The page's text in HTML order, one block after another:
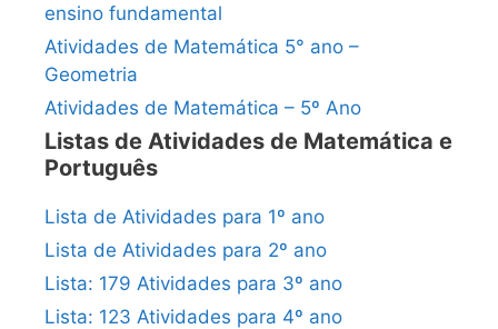
ensino fundamental
Atividades de Matemática 5° ano –
Geometria
Atividades de Matemática – 5º Ano
Listas de Atividades de Matemática e
Português
Lista de Atividades para 1º ano
Lista de Atividades para 2º ano
Lista: 179 Atividades para 3º ano
Lista: 123 Atividades para 4º ano